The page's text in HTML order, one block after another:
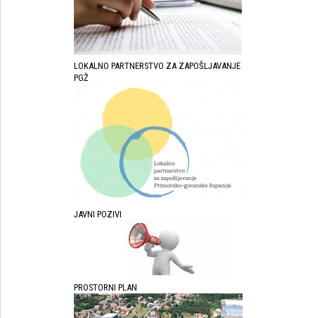
LOKALNO PARTNERSTVO ZA ZAPOŠLJAVANJE
PGŽ
JAVNI POZIVI
PROSTORNI PLAN